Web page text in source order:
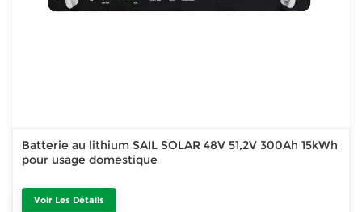
Batterie au lithium SAIL SOLAR 48V 51,2V 300Ah 15kWh
pour usage domestique
Voir Les Détails